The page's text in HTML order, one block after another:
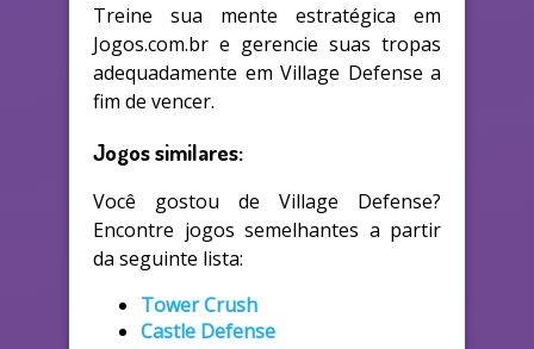
Treine sua mente estratégica em
Jogos.com.br e gerencie suas tropas
adequadamente em Village Defense a
fim de vencer.
Jogos similares:
Você gostou de Village Defense?
Encontre jogos semelhantes a partir
da seguinte lista:
Tower Crush
Castle Defense